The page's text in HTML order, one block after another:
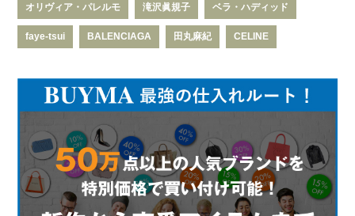
オリヴィア・パレルモ 滝沢眞規子 ベラ・ハディッド
faye-tsui BALENCIAGA 田丸麻紀 CELINE